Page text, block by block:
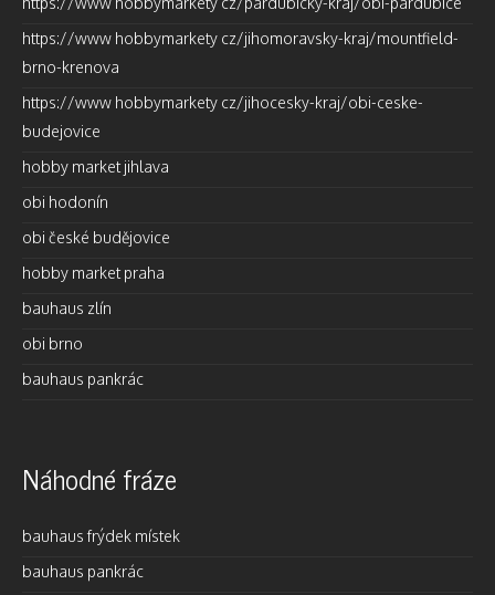
https://www hobbymarkety cz/jihomoravsky-kraj/mountfield-
brno-krenova
https://www hobbymarkety cz/jihocesky-kraj/obi-ceske-
budejovice
hobby market jihlava
obi hodonín
obi české budějovice
hobby market praha
bauhaus zlín
obi brno
bauhaus pankrác
Náhodné fráze
bauhaus frýdek místek
bauhaus pankrác